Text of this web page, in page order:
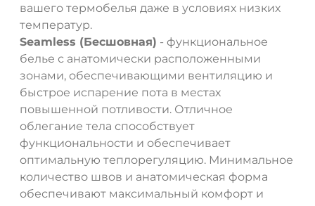
вашего термобелья даже в условиях низких
температур.
Seamless (Бесшовная) - функциональное
белье с анатомически расположенными
зонами, обеспечивающими вентиляцию и
быстрое испарение пота в местах
повышенной потливости. Отличное
облегание тела способствует
функциональности и обеспечивает
оптимальную теплорегуляцию. Минимальное
количество швов и анатомическая форма
обеспечивают максимальный комфорт и